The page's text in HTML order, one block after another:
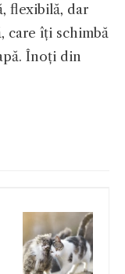
flexibilă, dar
care îți schimbă
Înoți din